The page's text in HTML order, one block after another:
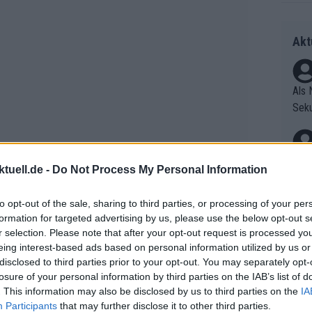
- Do Not Process My Personal Information
opt-out of the sale, sharing to third parties, or processing of your
for targeted advertising by us, please use the below opt-out
selection. Please note that after your opt-out request is processed
interest-based ads based on personal information utilized by us
to third parties prior to your opt-out. You may separately
of your personal information by third parties on the IAB’s list of
This information may also be disclosed by us to third parties on the
Participants that may further disclose it to other third parties.
sie, wie sehr sie die Distanz zum
genieße derzeit die ganze
Brabant.
Als
er
Die
as
ür
n
die
ss
as
et.